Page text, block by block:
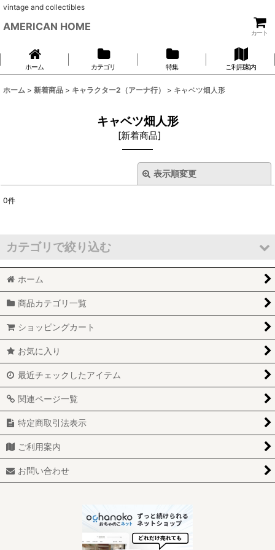
vintage and collectibles
AMERICAN HOME
カート
ホーム カテゴリ 特集 ご利用案内
ホーム > 新着商品 > キャラクター2（アーナ行） > キャベツ畑人形
キャベツ畑人形
[新着商品]
表示順変更
並び順:
0件
カテゴリで絞り込む
キャラクター2（アーナ行） (全商品)
アーチーコミック
アニマニアックス
E.T.
宇宙家族ジェットソン
ガーフィールド
キャベツ畑人形
ホーム
商品カテゴリ一覧
ショッピングカート
お気に入り
最近チェックしたアイテム
関連ページ一覧
特定商取引法表示
ご利用案内
お問い合わせ